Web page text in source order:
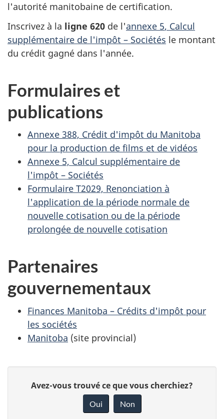
l'autorité manitobaine de certification.
Inscrivez à la ligne 620 de l'annexe 5, Calcul
supplémentaire de l'impôt – Sociétés le montant
du crédit gagné dans l'année.
Formulaires et
publications
Annexe 388, Crédit d'impôt du Manitoba
pour la production de films et de vidéos
Annexe 5, Calcul supplémentaire de
l'impôt – Sociétés
Formulaire T2029, Renonciation à
l'application de la période normale de
nouvelle cotisation ou de la période
prolongée de nouvelle cotisation
Partenaires
gouvernementaux
Finances Manitoba – Crédits d'impôt pour
les sociétés
Manitoba (site provincial)
Avez-vous trouvé ce que vous cherchiez?
Oui Non